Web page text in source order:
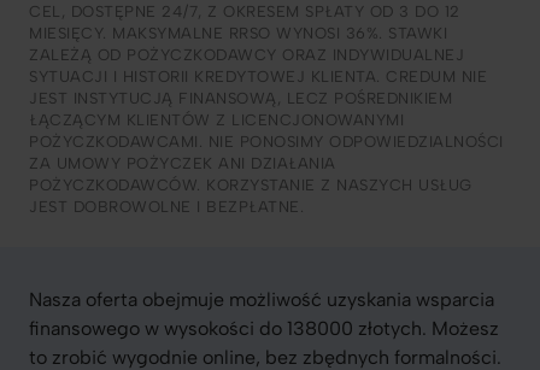
CEL, DOSTĘPNE 24/7, Z OKRESEM SPŁATY OD 3 DO 12
MIESIĘCY. MAKSYMALNE RRSO WYNOSI 36%. STAWKI
ZALEŻĄ OD POŻYCZKODAWCY ORAZ INDYWIDUALNEJ
SYTUACJI I HISTORII KREDYTOWEJ KLIENTA. CREDUM NIE
JEST INSTYTUCJĄ FINANSOWĄ, LECZ POŚREDNIKIEM
ŁĄCZĄCYM KLIENTÓW Z LICENCJONOWANYMI
POŻYCZKODAWCAMI. NIE PONOSIMY ODPOWIEDZIALNOŚCI
ZA UMOWY POŻYCZEK ANI DZIAŁANIA
POŻYCZKODAWCÓW. KORZYSTANIE Z NASZYCH USŁUG
JEST DOBROWOLNE I BEZPŁATNE.
Nasza oferta obejmuje możliwość uzyskania wsparcia
finansowego w wysokości do 138000 złotych. Możesz
to zrobić wygodnie online, bez zbędnych formalności.